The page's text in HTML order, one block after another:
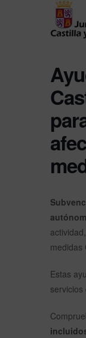
medidas
Estas